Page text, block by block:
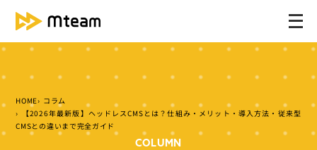
メ
ュ
開
く
HOME コラム
【2026年最新版】ヘッドレスCMSとは？仕組み・メリット・導入方法・従来型
CMSとの違いまで完全ガイド
COLUMN